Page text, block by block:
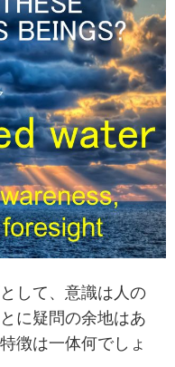
して、意識は人の
に疑問の余地はあ
徴は一体何でしょ